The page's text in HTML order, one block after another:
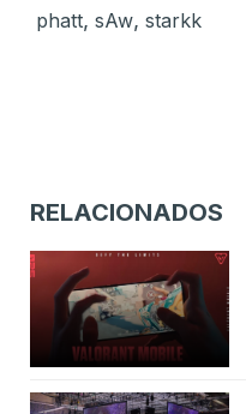
phatt, sAw, starkk
RELACIONADOS